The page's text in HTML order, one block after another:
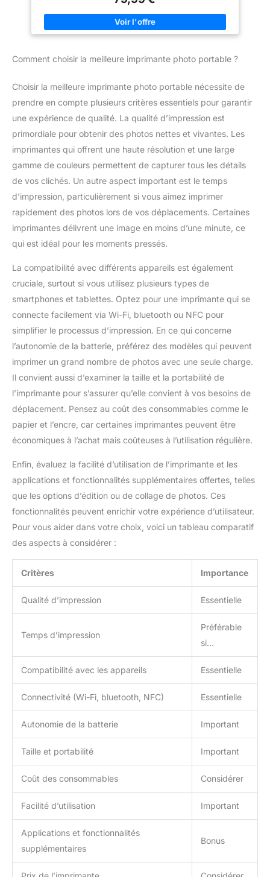
instantanément des photos impeccables. Chaque photo est
imprimée par un processus de plastification en couches de
ruban, ce qui la rend résistante aux traces de doigts et
résistante à l'eau pour garantir une qualité durable. Deux types
Écrivez vos souvenirs en photos avec marge pour qu'ils restent
l'application KODAK pour imprimante photo pour imprimer
fonctions amusantes de la réalité augmentée et d'autres
fonctions décoratives telles que l'embellissement, les filtres,
les cadres et plus encore.
Comment choisir la meilleure imprimante photo portable ?
Choisir la meilleure imprimante photo portable nécessite de
prendre en compte plusieurs critères essentiels pour garantir
une expérience de qualité. La qualité d’impression est
primordiale pour obtenir des photos nettes et vivantes. Les
imprimantes qui offrent une haute résolution et une large
gamme de couleurs permettent de capturer tous les détails
de vos clichés. Un autre aspect important est le temps
d’impression, particulièrement si vous aimez imprimer
rapidement des photos lors de vos déplacements. Certaines
imprimantes délivrent une image en moins d’une minute, ce
qui est idéal pour les moments pressés.
La compatibilité avec différents appareils est également
cruciale, surtout si vous utilisez plusieurs types de
smartphones et tablettes. Optez pour une imprimante qui se
connecte facilement via Wi-Fi, bluetooth ou NFC pour
simplifier le processus d’impression. En ce qui concerne
l’autonomie de la batterie, préférez des modèles qui peuvent
imprimer un grand nombre de photos avec une seule charge.
Il convient aussi d’examiner la taille et la portabilité de
l’imprimante pour s’assurer qu’elle convient à vos besoins de
déplacement. Pensez au coût des consommables comme le
papier et l’encre, car certaines imprimantes peuvent être
économiques à l’achat mais coûteuses à l’utilisation régulière.
Enfin, évaluez la facilité d’utilisation de l’imprimante et les
applications et fonctionnalités supplémentaires offertes, telles
que les options d’édition ou de collage de photos. Ces
fonctionnalités peuvent enrichir votre expérience d’utilisateur.
Pour vous aider dans votre choix, voici un tableau comparatif
des aspects à considérer :
Critères Importance
Qualité d’impression Essentielle
Temps d’impression
Préférable
si…
Compatibilité avec les appareils Essentielle
Connectivité (Wi-Fi, bluetooth, NFC) Essentielle
Autonomie de la batterie Important
Taille et portabilité Important
Coût des consommables Considérer
Facilité d’utilisation Important
Applications et fonctionnalités
supplémentaires
Bonus